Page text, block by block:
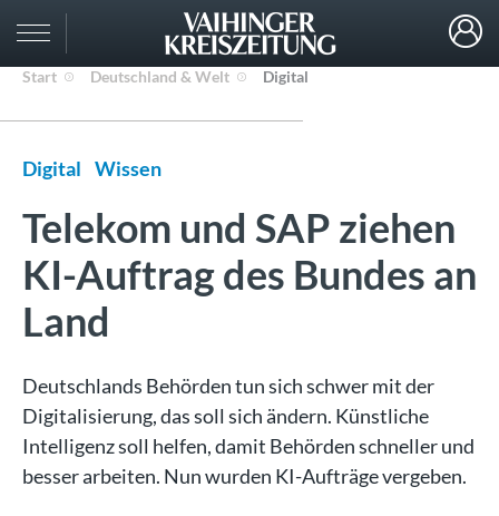
Start Deutschland & Welt Digital
Digital Wissen
Telekom und SAP ziehen
KI-Auftrag des Bundes an
Land
Deutschlands Behörden tun sich schwer mit der
Digitalisierung, das soll sich ändern. Künstliche
Intelligenz soll helfen, damit Behörden schneller und
besser arbeiten. Nun wurden KI-Aufträge vergeben.